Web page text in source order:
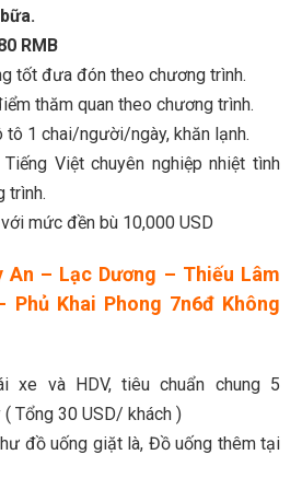
RMB
tốt đưa đón theo chương trình.
thăm quan theo chương trình.
tô 1 chai/người/ngày, khăn lạnh.
Việt chuyên nghiệp nhiệt tình
trình.
mức đền bù 10,000 USD
An – Lạc Dương – Thiếu Lâm
Phủ Khai Phong 7n6đ Không
xe và HDV, tiêu chuẩn chung 5
Tổng 30 USD/ khách )
đồ uống giặt là, Đồ uống thêm tại